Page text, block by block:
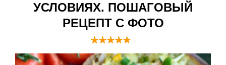
УСЛОВИЯХ. ПОШАГОВЫЙ
РЕЦЕПТ С ФОТО